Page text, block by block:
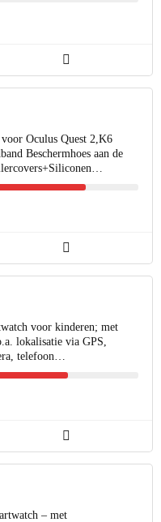
Oculus Quest 2,K6
Beschermhoes aan de
voor kinderen; met
lokalisatie via GPS,
telefoon…
– met